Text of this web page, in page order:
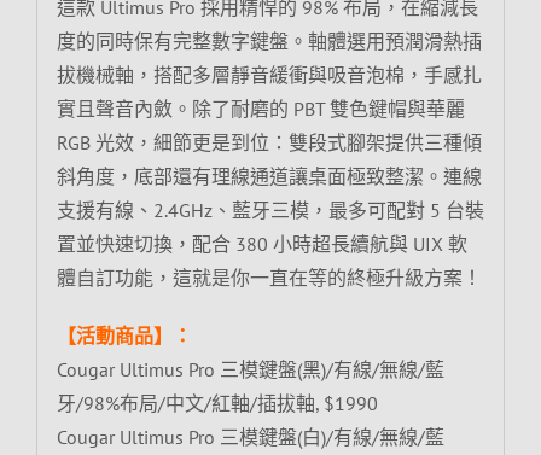
這款 Ultimus Pro 採用精悍的 98% 布局，在縮減長
度的同時保有完整數字鍵盤。軸體選用預潤滑熱插
拔機械軸，搭配多層靜音緩衝與吸音泡棉，手感扎
實且聲音內斂。除了耐磨的 PBT 雙色鍵帽與華麗
RGB 光效，細節更是到位：雙段式腳架提供三種傾
斜角度，底部還有理線通道讓桌面極致整潔。連線
支援有線、2.4GHz、藍牙三模，最多可配對 5 台裝
置並快速切換，配合 380 小時超長續航與 UIX 軟
體自訂功能，這就是你一直在等的終極升級方案！
【活動商品】：
Cougar Ultimus Pro 三模鍵盤(黑)/有線/無線/藍
牙/98%布局/中文/紅軸/插拔軸, $1990
Cougar Ultimus Pro 三模鍵盤(白)/有線/無線/藍